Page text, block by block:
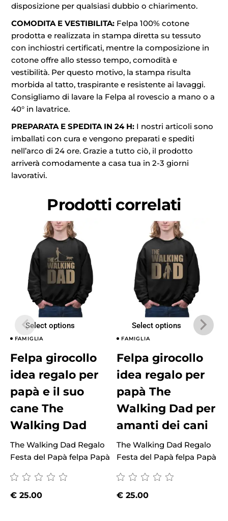
disposizione per qualsiasi dubbio o chiarimento.
COMODITA E VESTIBILITA: Felpa 100% cotone
prodotta e realizzata in stampa diretta su tessuto
con inchiostri certificati, mentre la composizione in
cotone offre allo stesso tempo, comodità e
vestibilità. Per questo motivo, la stampa risulta
morbida al tatto, traspirante e resistente ai lavaggi.
Consigliamo di lavare la Felpa al rovescio a mano o a
40° in lavatrice.
PREPARATA E SPEDITA IN 24 H: I nostri articoli sono
imballati con cura e vengono preparati e spediti
nell’arco di 24 ore. Grazie a tutto ciò, il prodotto
arriverà comodamente a casa tua in 2-3 giorni
lavorativi.
Prodotti correlati
Select options
FAMIGLIA
Felpa girocollo
idea regalo per
papà e il suo
cane The
Walking Dad
The Walking Dad Regalo
Festa del Papà felpa Papà
€25.00
Select options
FAMIGLIA
Felpa girocollo
idea regalo per
papà The
Walking Dad per
amanti dei cani
The Walking Dad Regalo
Festa del Papà felpa Papà
€ 25.00